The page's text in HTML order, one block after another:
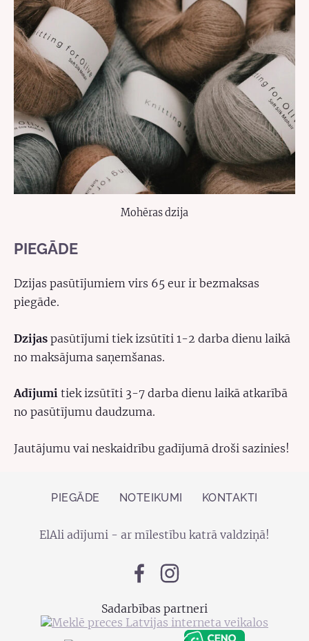
PIEGĀDE
Dzijas pasūtījumiem virs 65 eur ir bezmaksas
piegāde.
Dzijas pasūtījumi tiek izsūtīti 1-2 darba dienu laikā
no maksājuma saņemšanas.
Adījumi tiek izsūtīti 3-7 darba dienu laikā atkarībā
no pasūtījumu daudzuma.
Jautājumu vai neskaidrību gadījumā droši sazinies!
Mohēras dzija
PIEGĀDE NOTEIKUMI KONTAKTI
ElAli adījumi - ar mīlestību katrā valdziņā!
Sadarbības partneri